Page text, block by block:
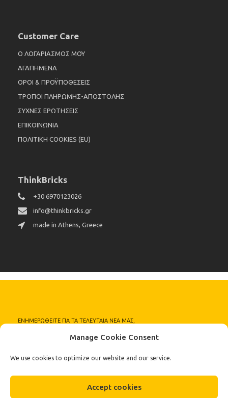
Manage Cookie Consent
We use cookies to optimize our website and our service.
Accept cookies
Customer Care
Ο ΛΟΓΑΡΙΑΣΜΟΣ ΜΟΥ
ΑΓΑΠΗΜΕΝΑ
ΟΡΟΙ & ΠΡΟΫΠΟΘΕΣΕΙΣ
ΤΡΟΠΟΙ ΠΛΗΡΩΜΗΣ-ΑΠΟΣΤΟΛΗΣ
ΣΥΧΝΕΣ ΕΡΩΤΗΣΕΙΣ
ΕΠΙΚΟΙΝΩΝΙΑ
ΠΟΛΙΤΙΚΗ COOKIES (EU)
ThinkBricks
+30 6970123026
info@thinkbricks.gr
made in Athens, Greece
στο Newsletter μας
ΕΝΗΜΕΡΩΘΕΙΤΕ ΓΙΑ ΤΑ ΤΕΛΕΥΤΑΙΑ ΝΕΑ ΜΑΣ,